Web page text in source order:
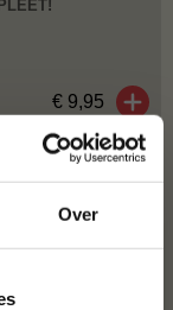
Over
€ 9,95